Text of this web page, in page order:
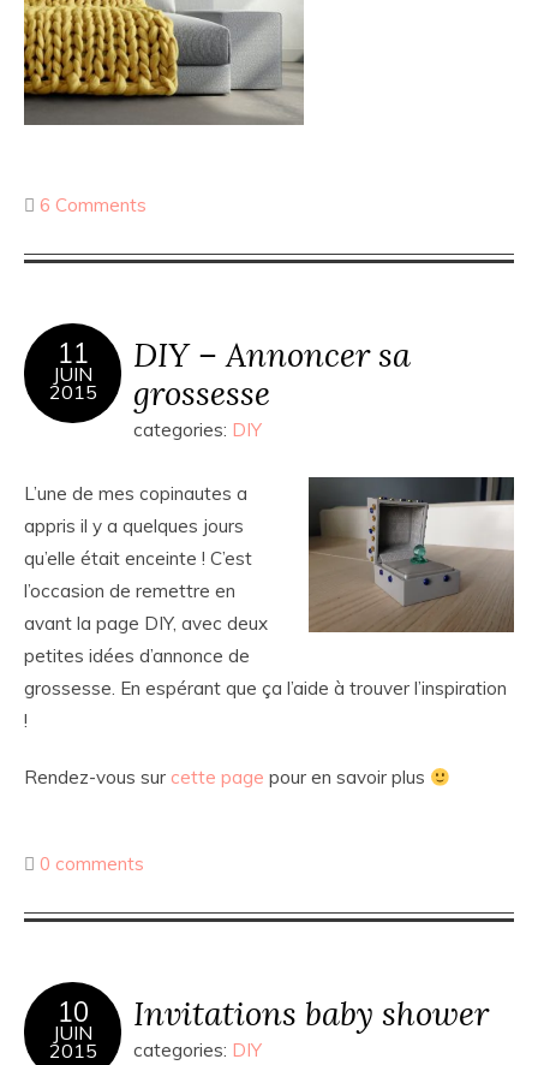
6 Comments
11
JUIN
2015
DIY – Annoncer sa
grossesse
categories: DIY
L’une de mes copinautes a
appris il y a quelques jours
qu’elle était enceinte ! C’est
l’occasion de remettre en
avant la page DIY, avec deux
petites idées d’annonce de
grossesse. En espérant que ça l’aide à trouver l’inspiration
!
Rendez-vous sur cette page pour en savoir plus
0 comments
10
JUIN
2015
Invitations baby shower
categories: DIY